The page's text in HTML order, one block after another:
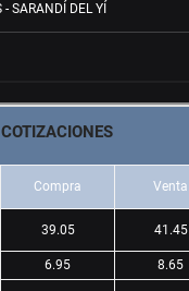
SARANDÍ DEL YÍ
COTIZACIONES
Compra Venta
39.05 41.45
6.95 8.65